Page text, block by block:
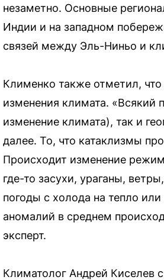
незаметно. Основные
Индии и на западном
связей между Эль-Ниньо и
Клименко также отметил, что
изменения климата. «Всякий
изменение климата), так и
далее. То, что катаклизмы
Происходит изменение
где-то засухи, ураганы,
погоды с холода на тепло
аномалий в среднем
эксперт.
Климатолог Андрей Киселев